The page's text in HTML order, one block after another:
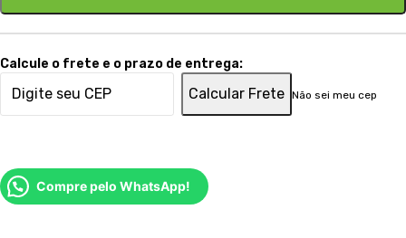
Calcule o frete e o prazo de entrega:
Calcular Frete Não sei meu cep
Compre pelo WhatsApp!